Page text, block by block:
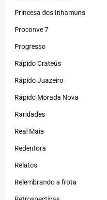
Princesa dos Inhamuns
Proconve 7
Progresso
Rápido Crateús
Rápido Juazeiro
Rápido Morada Nova
Raridades
Real Maia
Redentora
Relatos
Relembrando a frota